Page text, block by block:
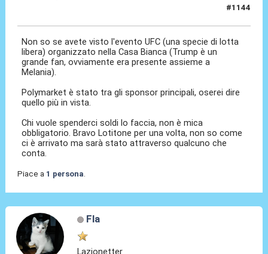
#1144
Non so se avete visto l'evento UFC (una specie di lotta
libera) organizzato nella Casa Bianca (Trump è un
grande fan, ovviamente era presente assieme a
Melania).
Polymarket è stato tra gli sponsor principali, oserei dire
quello più in vista.
Chi vuole spenderci soldi lo faccia, non è mica
obbligatorio. Bravo Lotitone per una volta, non so come
ci è arrivato ma sarà stato attraverso qualcuno che
conta.
Piace a 1 persona.
Fla
Lazionetter